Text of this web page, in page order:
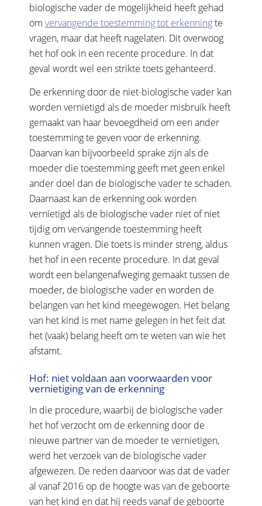
biologische vader de mogelijkheid heeft gehad
om vervangende toestemming tot erkenningte
vragen, maar dat heeft nagelaten. Dit overwoog
het hof ook in een recente procedure. In dat
geval wordt wel een strikte toets gehanteerd.
De erkenning door de niet-biologische vader kan
worden vernietigd als de moeder misbruik heeft
gemaakt van haar bevoegdheid om een ander
toestemming te geven voor de erkenning.
Daarvan kan bijvoorbeeld sprake zijn als de
moeder die toestemming geeft met geen enkel
ander doel dan de biologische vader te schaden.
Daarnaast kan de erkenning ook worden
vernietigd als de biologische vader niet of niet
tijdig om vervangende toestemming heeft
kunnen vragen. Die toets is minder streng, aldus
het hof in een recente procedure. In dat geval
wordt een belangenafweging gemaakt tussen de
moeder, de biologische vader en worden de
belangen van het kind meegewogen. Het belang
van het kind is met name gelegen in het feit dat
het (vaak) belang heeft om te weten van wie het
afstamt.
Hof: niet voldaan aan voorwaarden voor
vernietiging van de erkenning
In die procedure, waarbij de biologische vader
het hof verzocht om de erkenning door de
nieuwe partner van de moeder te vernietigen,
werd het verzoek van de biologische vader
afgewezen. De reden daarvoor was dat de vader
al vanaf 2016 op de hoogte was van de geboorte
van het kind en dat hij reeds vanaf de geboorte